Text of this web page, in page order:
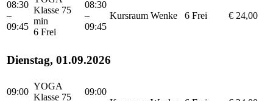
08:30
–
09:45
Klasse 75
min
6 Frei
08:30
–
09:45
Kursraum Wenke 6 Frei € 24,00
Dienstag, 01.09.2026
09:00
YOGA
Klasse 75
09:00